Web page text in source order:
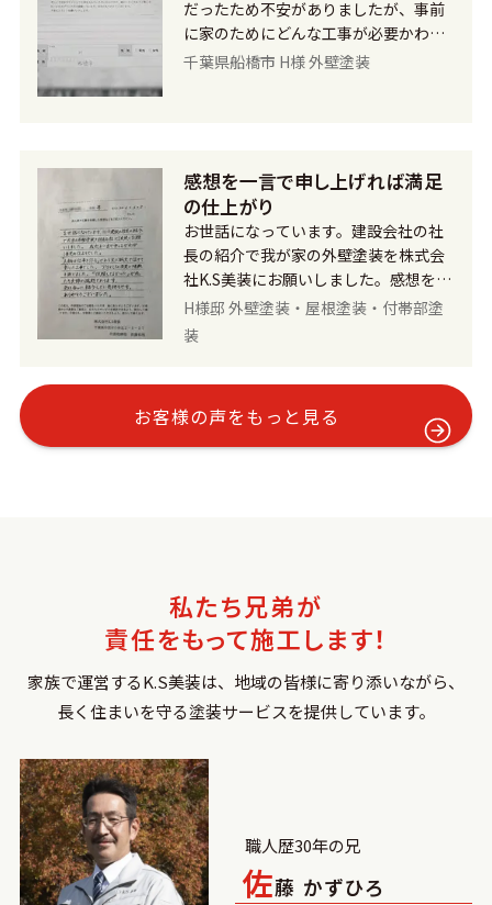
思っていた以上の仕上がりに大満足で
す。 今後ともよろしくお願いいたしま
す。
だったため不安がありましたが、事前
に家のためにどんな工事が必要かわか
りやすく説明してくれましたので、安
進み具合や家の状態などその都度話し
てくれ、とても誠実な方だなと思いま
した。また、足場で頭をぶつけないよ
うにカバーをつけてくれたり、工事後
は掃除や片付けが綺麗にされていて、
心遣いを感じました。 ご近所の方々に
も配慮してくれていました。 こちら側
の希望で新築同様のような色と美しさ
当初の気持ちを思い出しました。 外壁
が蘇りとてもうれしく本当に満足しま
千葉県船橋市 H様 外壁塗装
感想を一言で申し上げれば満足
の仕上がり
お世話になっています。建設会社の社
長の紹介で我が家の外壁塗装を株式会
社K.S美装にお願いしました。感想を一
言で申し上げれば満足の仕上がりでし
た。 「人柄は仕事で作る」であり実に
感想であります。 知り合いに紹介した
い気持ちです。ありがとうございまし
H様邸 外壁塗装・屋根塗装・付帯部塗
装
お客様の声をもっと見る
私たち兄弟が
責任をもって施工します！
家族で運営するK.S美装は、地域の皆様に寄り添いながら、
長く住まいを守る塗装サービスを提供しています。
職人歴30年の兄
佐藤 かずひろ